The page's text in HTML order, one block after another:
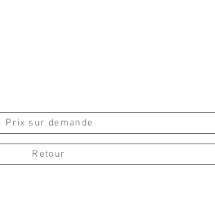
Prix sur demande
Retour